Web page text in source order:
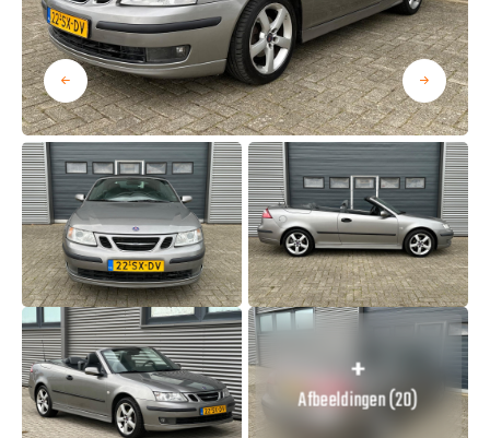
Afbeeldingen (20)